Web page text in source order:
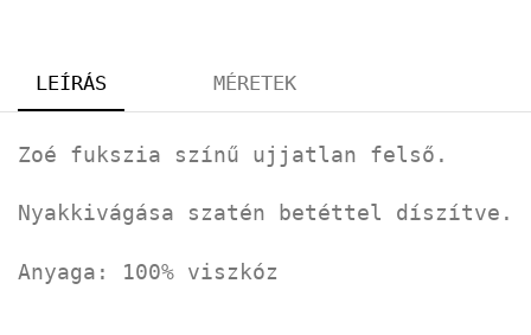
LEÍRÁS MÉRETEK
Zoé fukszia színű ujjatlan felső.
Nyakkivágása szatén betéttel díszítve.
Anyaga: 100% viszkóz